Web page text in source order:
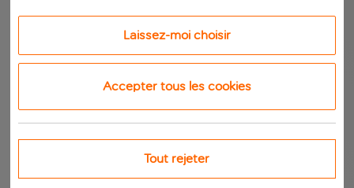
Laissez-moi choisir
Accepter tous les cookies
Tout rejeter